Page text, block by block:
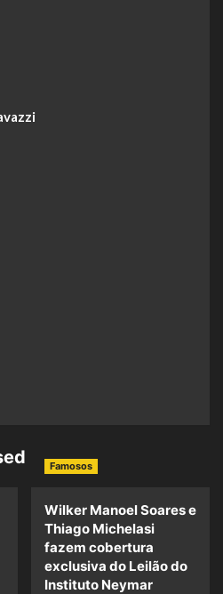
Famosos
Wilker Manoel Soares e
Thiago Michelasi
fazem cobertura
exclusiva do Leilão do
Instituto Neymar